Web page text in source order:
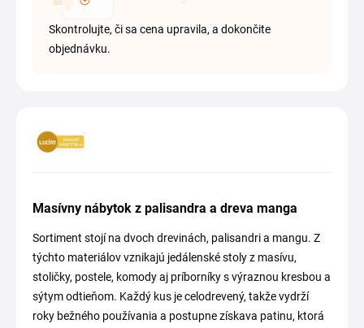
Skontrolujte, či sa cena upravila, a dokončite
objednávku.
Masívny nábytok z palisandra a dreva manga
Sortiment stojí na dvoch drevinách, palisandri a mangu. Z
týchto materiálov vznikajú jedálenské stoly z masívu,
stoličky, postele, komody aj príborníky s výraznou kresbou a
sýtym odtieňom. Každý kus je celodrevený, takže vydrží
roky bežného používania a postupne získava patinu, ktorá